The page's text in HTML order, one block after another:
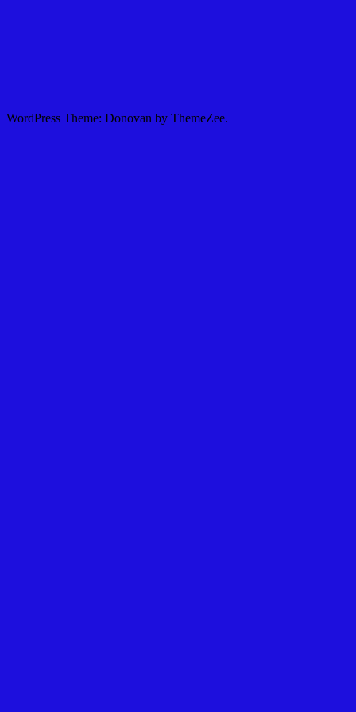
WordPress Theme: Donovan by ThemeZee.